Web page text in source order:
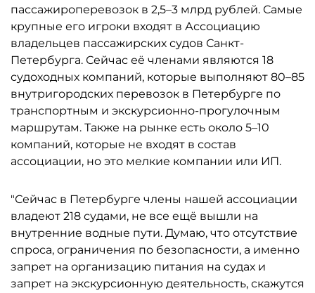
пассажироперевозок в 2,5–3 млрд рублей. Самые
крупные его игроки входят в Ассоциацию
владельцев пассажирских судов Санкт-
Петербурга. Сейчас её членами являются 18
судоходных компаний, которые выполняют 80–85
внутригородских перевозок в Петербурге по
транспортным и экскурсионно-прогулочным
маршрутам. Также на рынке есть около 5–10
компаний, которые не входят в состав
ассоциации, но это мелкие компании или ИП.
"Сейчас в Петербурге члены нашей ассоциации
владеют 218 судами, не все ещё вышли на
внутренние водные пути. Думаю, что отсутствие
спроса, ограничения по безопасности, а именно
запрет на организацию питания на судах и
запрет на экскурсионную деятельность, скажутся